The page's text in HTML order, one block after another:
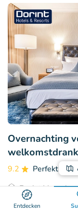
Entdecken
Overnachting
9.2 Perfekt
•
Dorint
Bonn (93km)